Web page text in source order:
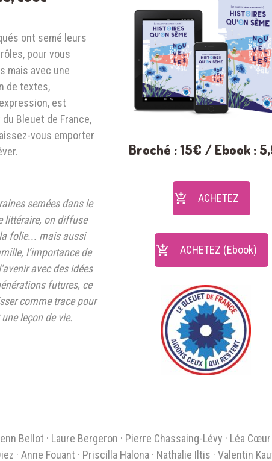
ont semé leurs
pour vous
mais avec une
de textes,
est
Bleuet de France,
vous emporter
semées dans le
littéraire, on diffuse
folie... mais aussi
l’importance de
avec des idées
futures, ce
comme trace pour
leçon de vie.
Broché : 15€ / Ebook :
ACHETEZ
ACHETEZ (Ebook)
Bellot · Laure Bergeron · Pierre Chassaing-Lévy · Léa Cœur
· Anne Fouant · Priscilla Halona · Nathalie Iltis · Valentin